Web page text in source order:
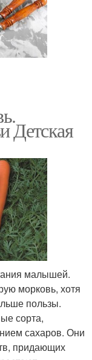
Детская
малышей.
морковь, хотя
пользы.
сорта,
сахаров. Они
придающих